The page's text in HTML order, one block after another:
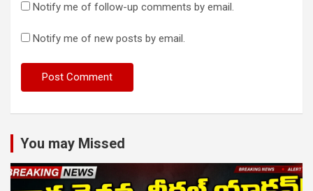
Notify me of follow-up comments by email.
Notify me of new posts by email.
You may Missed